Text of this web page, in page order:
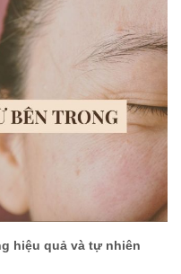
hiệu quả và tự nhiên